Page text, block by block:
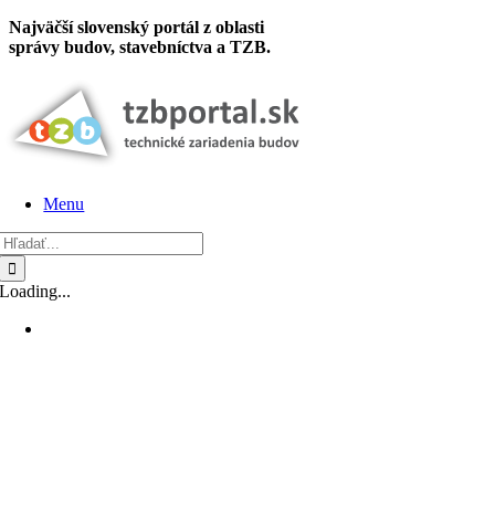
Skip
to
Najväčší slovenský portál z oblasti
správy budov, stavebníctva a TZB.
Menu
Loading...